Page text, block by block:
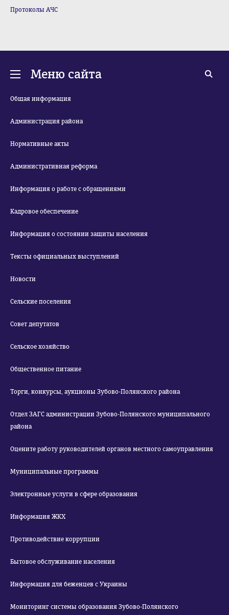
Протоколы АЧС
Меню сайта
Общая информация
Администрация района
Нормативные акты
Административная реформа
Информация о работе с обращениями
Кадровое обеспечение
Информация о состоянии защиты населения
Тексты официальных выступлений
Новости
Сельские поселения
Совет депутатов
Сельское хозяйство
Общественное питание
Торги, конкурсы, аукционы Зубово-Полянского района
Отдел ЗАГС администрации Зубово-Полянского муниципального
района
Оцените работу руководителей органов местного самоуправления
Муниципальные программы
Электронные услуги в сфере образования
Информация ЖКХ
Противодействие коррупции
Бытовое обслуживание населения
Информация для беженцев с Украины
Мониторинг системы образования Зубово-Полянского